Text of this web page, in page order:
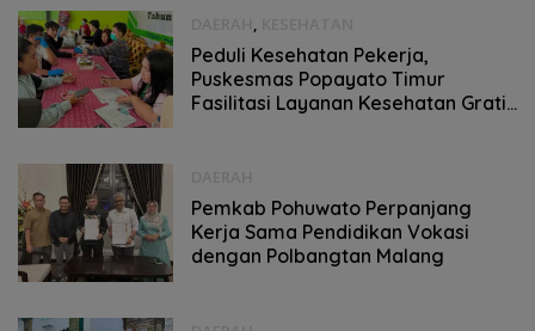
,
Peduli Kesehatan Pekerja,
Puskesmas Popayato Timur
Fasilitasi Layanan Kesehatan Gratis
Pemkab Pohuwato Perpanjang
Kerja Sama Pendidikan Vokasi
dengan Polbangtan Malang